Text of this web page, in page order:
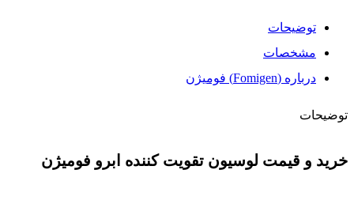
توضیحات
مشخصات
درباره (Fomigen) فومیژن
توضیحات
خرید و قیمت لوسیون تقویت کننده ابرو فومیژن